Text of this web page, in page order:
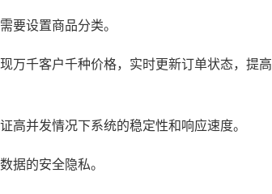
要设置商品分类。
万千客户千种价格，实时更新订单状态，提高
高并发情况下系统的稳定性和响应速度。
据的安全隐私。